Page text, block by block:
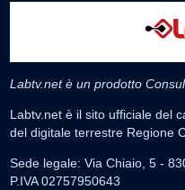
Labtv.net è un prodotto
Labtv.net è il sito ufficiale del
del digitale terrestre Regione
Sede legale: Via Chiaio, 5 -
P.IVA 02757950643